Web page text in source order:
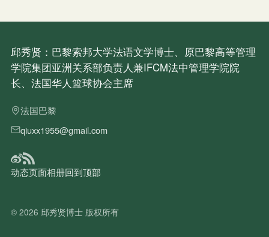
邱秀贤：巴黎索邦大学法语文学博士、原巴黎高等管理
学院集团亚洲关系部负责人兼IFCM法中管理学院院
长、法国华人篮球协会主席
法国巴黎
qiuxx1955@gmail.com
动态页面相册回到顶部
© 2026 邱秀贤博士 版权所有